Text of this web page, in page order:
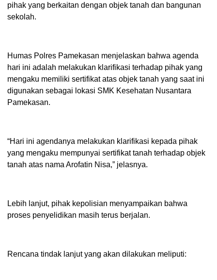
pihak yang berkaitan dengan objek tanah dan bangunan
sekolah.
Humas Polres Pamekasan menjelaskan bahwa agenda
hari ini adalah melakukan klarifikasi terhadap pihak yang
mengaku memiliki sertifikat atas objek tanah yang saat ini
digunakan sebagai lokasi SMK Kesehatan Nusantara
Pamekasan.
“Hari ini agendanya melakukan klarifikasi kepada pihak
yang mengaku mempunyai sertifikat tanah terhadap objek
tanah atas nama Arofatin Nisa,” jelasnya.
Lebih lanjut, pihak kepolisian menyampaikan bahwa
proses penyelidikan masih terus berjalan.
Rencana tindak lanjut yang akan dilakukan meliputi: